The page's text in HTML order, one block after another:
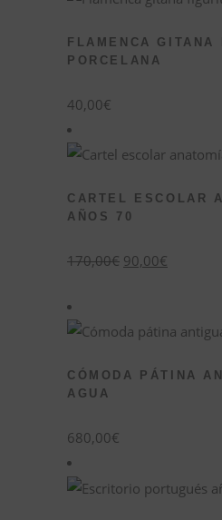
FLAMENCA GITANA
PORCELANA
40,00€
CARTEL ESCOLAR
AÑOS 70
170,00€ El
precio
90,00€precio
CÓMODA PÁTINA
AGUA
680,00€